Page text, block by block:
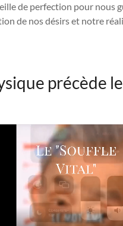
de perfection pour nous
de nos désirs et notre
précède